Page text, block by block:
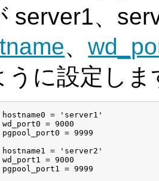
server1、
、
うに設定しま
hostname0 = 'server1'
wd_port0 = 9000
pgpool_port0 = 9999
hostname1 = 'server2'
wd_port1 = 9000
pgpool_port1 = 9999